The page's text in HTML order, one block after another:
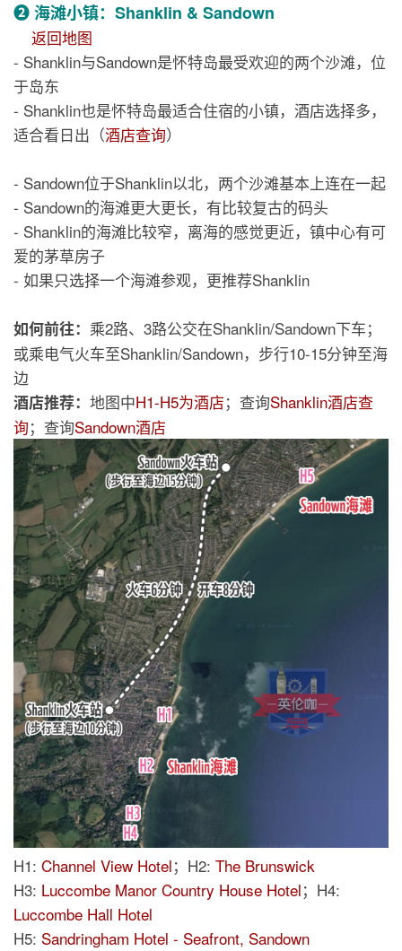
❷ 海滩小镇：Shanklin & Sandown
返回地图
- Shanklin与Sandown是怀特岛最受欢迎的两个沙滩，位
于岛东
- Shanklin也是怀特岛最适合住宿的小镇，酒店选择多，
适合看日出（酒店查询）
- Sandown位于Shanklin以北，两个沙滩基本上连在一起
- Sandown的海滩更大更长，有比较复古的码头
- Shanklin的海滩比较窄，离海的感觉更近，镇中心有可
爱的茅草房子
- 如果只选择一个海滩参观，更推荐Shanklin
如何前往： 乘2路、3路公交在Shanklin/Sandown下车；
或乘电气火车至Shanklin/Sandown，步行10-15分钟至海
边
酒店推荐： 地图中H1-H5为酒店；查询Shanklin酒店查
询；查询Sandown酒店
H1: Channel View Hotel；H2: The Brunswick
H3: Luccombe Manor Country House Hotel；H4:
Luccombe Hall Hotel
H5: Sandringham Hotel - Seafront, Sandown